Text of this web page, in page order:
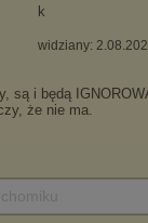
k
widziany: